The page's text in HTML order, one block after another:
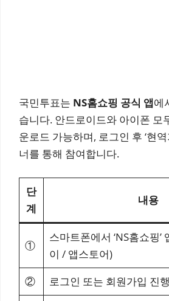
국민투표는 NS홈쇼핑 공식 앱에
습니다. 안드로이드와 아이폰 모
운로드 가능하며, 로그인 후 ‘현
너를 통해 참여합니다.
단
계
내용
①
스마트폰에서 ‘NS홈쇼핑’
이 / 앱스토어)
②
로그인 또는 회원가입 진행